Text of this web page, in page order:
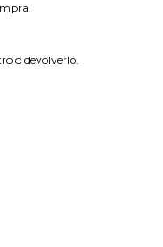
o devolverlo.